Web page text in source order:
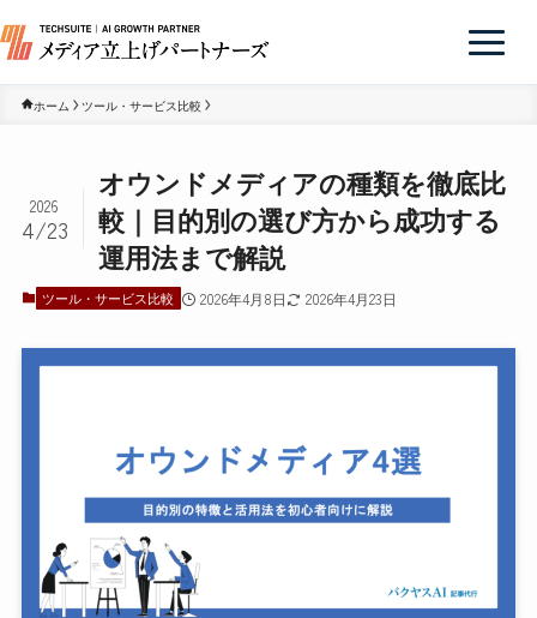
ホーム ツール・サービス比較
オウンドメディアの種類を徹底比
較｜目的別の選び方から成功する
運用法まで解説
2026
4/23
ツール・サービス比較 2026年4月8日 2026年4月23日